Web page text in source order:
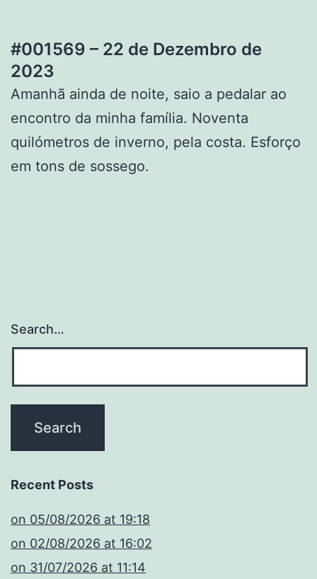
#001569 – 22 de Dezembro de
2023
Amanhã ainda de noite, saio a pedalar ao
encontro da minha família. Noventa
quilómetros de inverno, pela costa. Esforço
em tons de sossego.
Search…
Recent Posts
​on 05/08/2026 at 19:18
​on 02/08/2026 at 16:02
​on 31/07/2026 at 11:14